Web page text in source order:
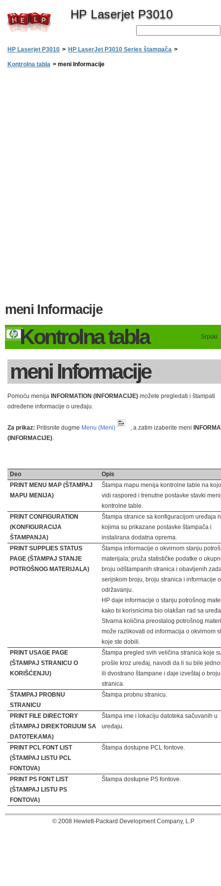
HP Laserjet P3010
HP Laserjet P3010 > HP LaserJet P3010 Series štampača >
Kontrolna tabla > meni Informacije
meni Informacije
Kontrolna tabla Srpski
meni Informacije
Pomoću menija INFORMATION (INFORMACIJE) možete pregledati i štampati
određene informacije o uređaju.
Za prikaz: Pritisnite dugme Menu (Meni) , a zatim izaberite meni
(INFORMACIJE).
Deo
Opis
PRINT MENU MAP (ŠTAMPAJ
MAPU MENIJA)
Štampa mapu menija kontrolne table na
vidi raspored i trenutne postavke stavki
kontrolne table.
PRINT CONFIGURATION
(KONFIGURACIJA
ŠTAMPANJA)
Štampa stranice sa konfiguracijom uređaja
kojima su prikazane postavke štampača i
instalirana dodatna oprema.
PRINT SUPPLIES STATUS
PAGE (ŠTAMPAJ STANJE
POTROŠNOG MATERIJALA)
Štampa informacije o okvirnom stanju
materijala; pruža statističke podatke o
broju odštampanih stranica i obavljenih
serijskom broju, broju stranica i informacije o
održavanju.
HP daje informacije o stanju potrošnog
kako bi korisnicima bio olakšan rad sa
Stvarna količina preostalog potrošnog
može razlikovati od informacija o okvirnom
koje ste dobili.
PRINT USAGE PAGE
(ŠTAMPAJ STRANICU O
KORIŠĆENJU)
Štampa pregled svih veličina stranica koje
prošle kroz uređaj, navodi da li su bile
ili dvostrano štampane i daje izveštaj o broju
stranica.
ŠTAMPAJ PROBNU
STRANICU
Štampa probnu stranicu.
PRINT FILE DIRECTORY
(ŠTAMPAJ DIREKTORIJUM SA
DATOTEKAMA)
Štampa ime i lokaciju datoteka sačuvanih u
uređaju.
PRINT PCL FONT LIST
(ŠTAMPAJ LISTU PCL
FONTOVA)
Štampa dostupne PCL fontove.
PRINT PS FONT LIST
(ŠTAMPAJ LISTU PS
FONTOVA)
Štampa dostupne PS fontove.
© 2008 Hewlett-Packard Development Company, L.P